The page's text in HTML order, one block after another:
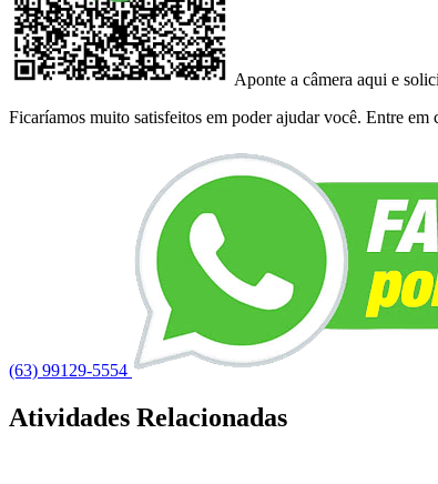
Aponte a câmera aqui e
Ficaríamos muito satisfeitos em poder ajudar você. Entre
(63) 99129-5554
Atividades Relacionadas